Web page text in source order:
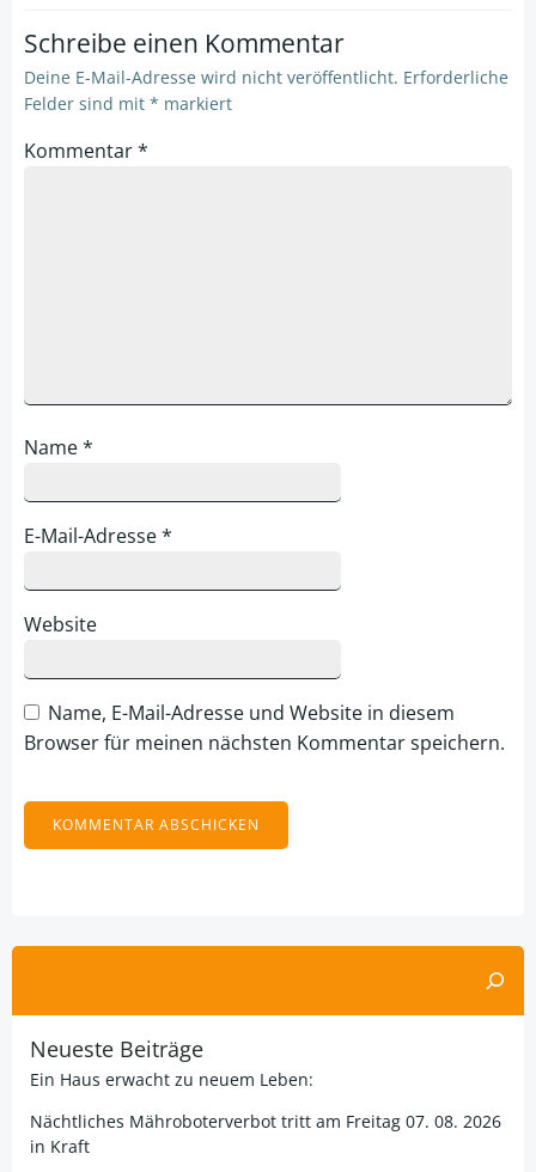
Schreibe einen Kommentar
Deine E-Mail-Adresse wird nicht veröffentlicht. Erforderliche
Felder sind mit * markiert
Kommentar*
Name*
E-Mail-Adresse*
Website
Name, E-Mail-Adresse und Website in diesem
Browser für meinen nächsten Kommentar speichern.
Neueste Beiträge
Ein Haus erwacht zu neuem Leben:
Nächtliches Mähroboterverbot tritt am Freitag 07. 08. 2026
in Kraft